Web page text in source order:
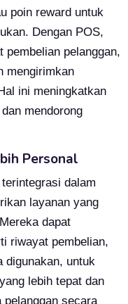
poin reward untuk
Dengan POS,
pembelian pelanggan,
mengirimkan
ini meningkatkan
mendorong
Personal
dalam
layanan yang
dapat
riwayat pembelian,
digunakan, untuk
lebih tepat dan
pelanggan secara